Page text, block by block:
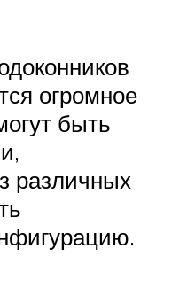
огромное
быть
различных